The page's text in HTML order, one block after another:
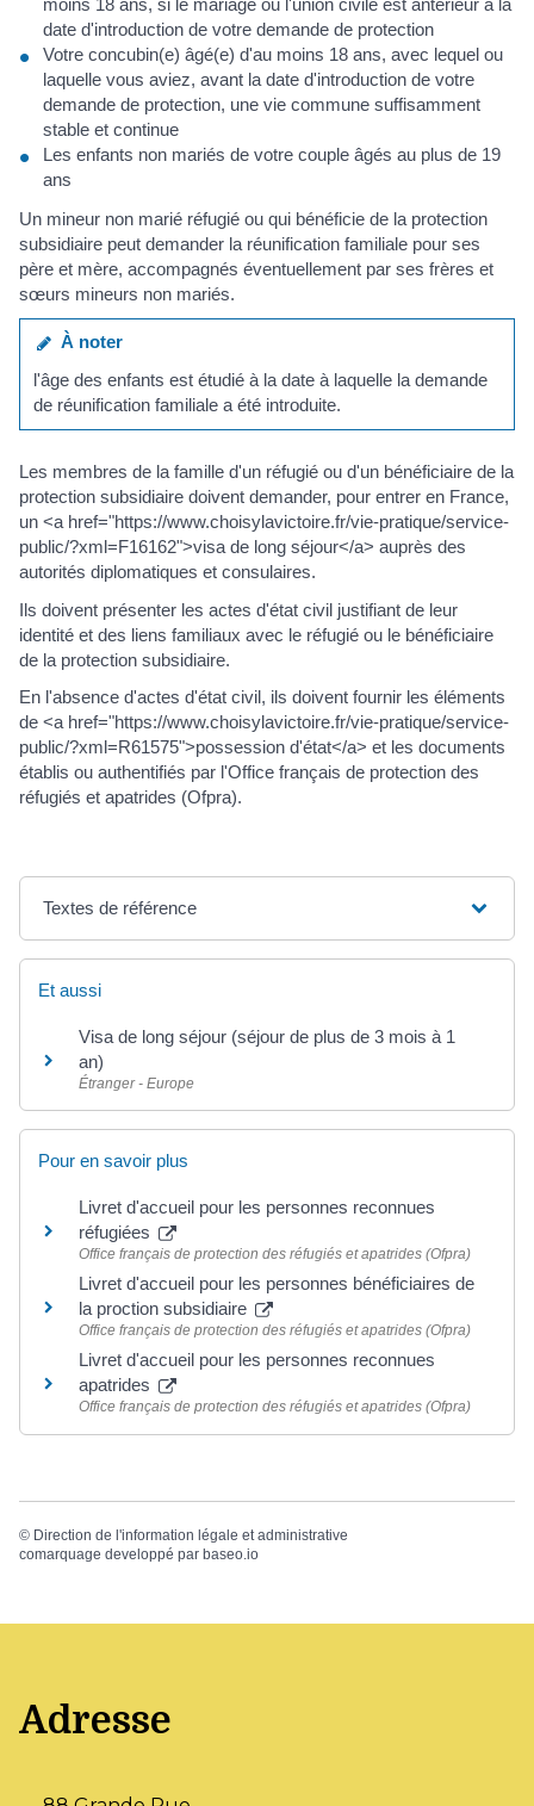
moins 18 ans, si le mariage ou l'union civile est antérieur à la
date d'introduction de votre demande de protection
Votre concubin(e) âgé(e) d'au moins 18 ans, avec lequel ou
laquelle vous aviez, avant la date d'introduction de votre
demande de protection, une vie commune suffisamment
stable et continue
Les enfants non mariés de votre couple âgés au plus de 19
ans
Un mineur non marié réfugié ou qui bénéficie de la protection
subsidiaire peut demander la réunification familiale pour ses
père et mère, accompagnés éventuellement par ses frères et
sœurs mineurs non mariés.
À noter
l'âge des enfants est étudié à la date à laquelle la demande
de réunification familiale a été introduite.
Les membres de la famille d'un réfugié ou d'un bénéficiaire de la
protection subsidiaire doivent demander, pour entrer en France,
un <a href="https://www.choisylavictoire.fr/vie-pratique/service-
public/?xml=F16162">visa de long séjour</a> auprès des
autorités diplomatiques et consulaires.
Ils doivent présenter les actes d'état civil justifiant de leur
identité et des liens familiaux avec le réfugié ou le bénéficiaire
de la protection subsidiaire.
En l'absence d'actes d'état civil, ils doivent fournir les éléments
de <a href="https://www.choisylavictoire.fr/vie-pratique/service-
public/?xml=R61575">possession d'état</a> et les documents
établis ou authentifiés par l'Office français de protection des
réfugiés et apatrides (Ofpra).
Textes de référence
Et aussi
Visa de long séjour (séjour de plus de 3 mois à 1
an)
Étranger - Europe
Pour en savoir plus
Livret d'accueil pour les personnes reconnues
réfugiées
Office français de protection des réfugiés et apatrides (Ofpra)
Livret d'accueil pour les personnes bénéficiaires de
la proction subsidiaire
Office français de protection des réfugiés et apatrides (Ofpra)
Livret d'accueil pour les personnes reconnues
apatrides
Office français de protection des réfugiés et apatrides (Ofpra)
© Direction de l'information légale et administrative
comarquage developpé par baseo.io
Adresse